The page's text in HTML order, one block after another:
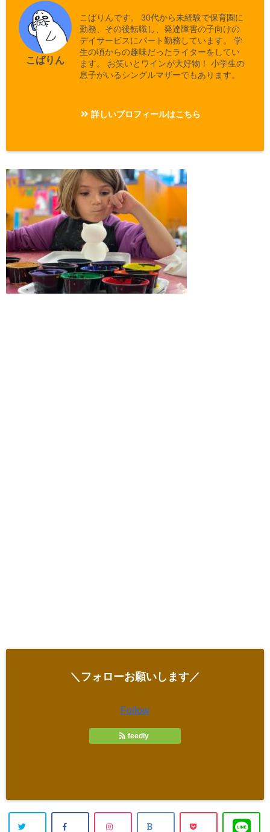
こばりん
こばりんです。 30代から未経験で保育園に
勤務、その後転職し、発達障害の子向けの
デイサービスにパート勤務しています。 学
生の頃からの趣味だったライターをしてい
ます。 お笑いとワインが大好物！ 小学生の
息子がいるシングルマザーでもあります。
詳しいプロフィールはこちら
＼フォローお願いします／
Follow
feedly